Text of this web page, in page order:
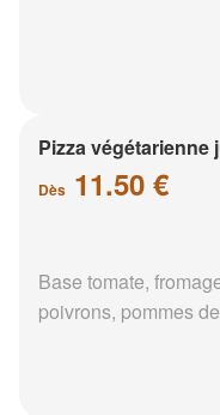
Pizza végétarienne
Dès 11.50 €
Base tomate,
poivrons, pommes